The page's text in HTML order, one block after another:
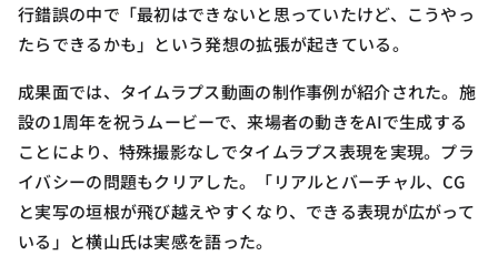
行錯誤の中で「最初はできないと思っていたけど、こうやっ
たらできるかも」という発想の拡張が起きている。
成果面では、タイムラプス動画の制作事例が紹介された。施
設の1周年を祝うムービーで、来場者の動きをAIで生成する
ことにより、特殊撮影なしでタイムラプス表現を実現。プラ
イバシーの問題もクリアした。「リアルとバーチャル、CG
と実写の垣根が飛び越えやすくなり、できる表現が広がって
いる」と横山氏は実感を語った。